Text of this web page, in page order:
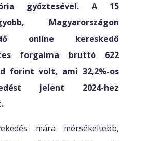
győztesével. A 15
Magyarországon
online kereskedő
forgalma bruttó 622
forint volt, ami 32,2%-os
jelent 2024-hez
mára mérsékeltebb,